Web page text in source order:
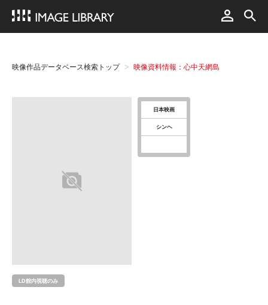
映像作品データベース検索トップ 映像資料情報：心中天網島
LD館内視聴のみ
日本映画
シンヘ